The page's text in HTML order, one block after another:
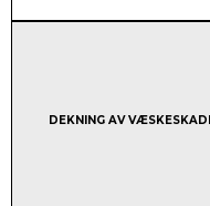
Column 1:
DEKNING AV